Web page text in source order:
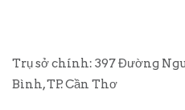
Trụ sở chính: 397 Đường
Bình, TP. Cần Thơ